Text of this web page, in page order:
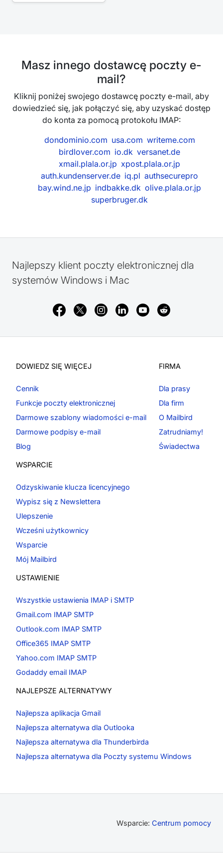
Masz innego dostawcę poczty e-
mail?
Kliknij poniżej swojego dostawcę poczty e-mail, aby
dowiedzieć się, jak połączyć się, aby uzyskać dostęp
do konta za pomocą protokołu IMAP:
dondominio.com usa.com writeme.com
birdlover.com io.dk versanet.de
xmail.plala.or.jp xpost.plala.or.jp
auth.kundenserver.de iq.pl authsecurepro
bay.wind.ne.jp indbakke.dk olive.plala.or.jp
superbruger.dk
Najlepszy klient poczty elektronicznej dla
systemów Windows i Mac
DOWIEDZ SIĘ WIĘCEJ
Cennik
Funkcje poczty elektronicznej
Darmowe szablony wiadomości e-mail
Darmowe podpisy e-mail
Blog
FIRMA
Dla prasy
Dla firm
O Mailbird
Zatrudniamy!
Świadectwa
WSPARCIE
Odzyskiwanie klucza licencyjnego
Wypisz się z Newslettera
Ulepszenie
Wcześni użytkownicy
Wsparcie
Mój Mailbird
USTAWIENIE
Wszystkie ustawienia IMAP i SMTP
Gmail.com IMAP SMTP
Outlook.com IMAP SMTP
Office365 IMAP SMTP
Yahoo.com IMAP SMTP
Godaddy email IMAP
NAJLEPSZE ALTERNATYWY
Najlepsza aplikacja Gmail
Najlepsza alternatywa dla Outlooka
Najlepsza alternatywa dla Thunderbirda
Najlepsza alternatywa dla Poczty systemu Windows
Wsparcie: Centrum pomocy